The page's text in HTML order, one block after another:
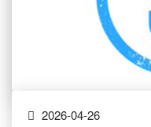
2026-04-26